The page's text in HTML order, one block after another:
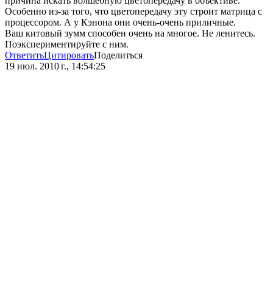
Особенно из-за того, что цветопередачу эту строит матрица с
процессором. А у Кэнона они очень-очень приличные.
Ваш китовый зумм способен очень на многое. Не ленитесь.
Поэкспериментируйте с ним.
ОтветитьЦитироватьПоделиться
19 июл. 2010 г., 14:54:25